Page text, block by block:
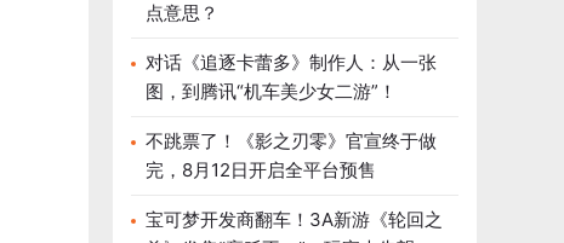
点意思？
对话《追逐卡蕾多》制作人：从一张
图，到腾讯“机车美少女二游”！
不跳票了！《影之刃零》官宣终于做
完，8月12日开启全平台预售
宝可梦开发商翻车！3A新游《轮回之